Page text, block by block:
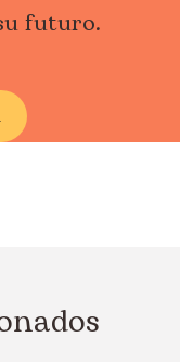
futuro.